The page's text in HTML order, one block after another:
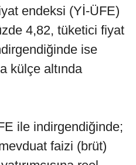
endeksi (Yİ-ÜFE)
4,82, tüketici fiyat
ise
külçe altında
ile indirgendiğinde;
faizi (brüt)